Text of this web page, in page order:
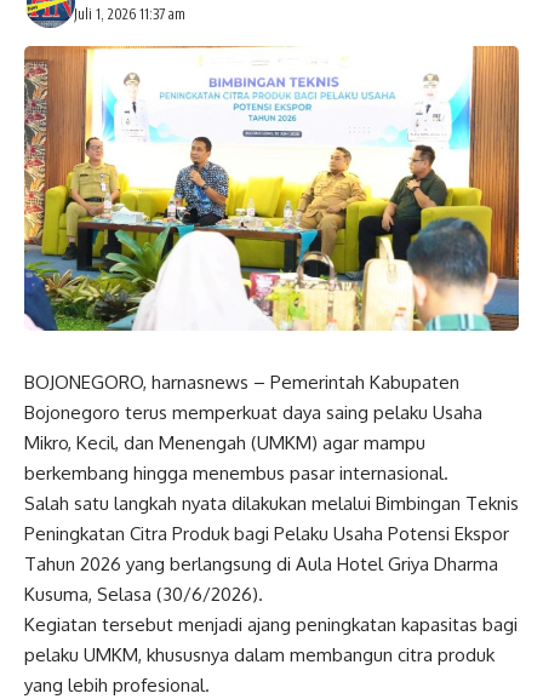
Juli 1, 2026 11:37 am
BOJONEGORO, harnasnews – Pemerintah Kabupaten
Bojonegoro terus memperkuat daya saing pelaku Usaha
Mikro, Kecil, dan Menengah (UMKM) agar mampu
berkembang hingga menembus pasar internasional.
Salah satu langkah nyata dilakukan melalui Bimbingan Teknis
Peningkatan Citra Produk bagi Pelaku Usaha Potensi Ekspor
Tahun 2026 yang berlangsung di Aula Hotel Griya Dharma
Kusuma, Selasa (30/6/2026).
Kegiatan tersebut menjadi ajang peningkatan kapasitas bagi
pelaku UMKM, khususnya dalam membangun citra produk
yang lebih profesional.